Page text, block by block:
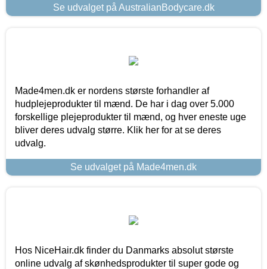
Se udvalget på AustralianBodycare.dk
Made4men.dk er nordens største forhandler af
hudplejeprodukter til mænd. De har i dag over 5.000
forskellige plejeprodukter til mænd, og hver eneste uge
bliver deres udvalg større. Klik her for at se deres
udvalg.
Se udvalget på Made4men.dk
Hos NiceHair.dk finder du Danmarks absolut største
online udvalg af skønhedsprodukter til super gode og